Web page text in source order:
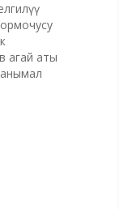
агай аты
акыны